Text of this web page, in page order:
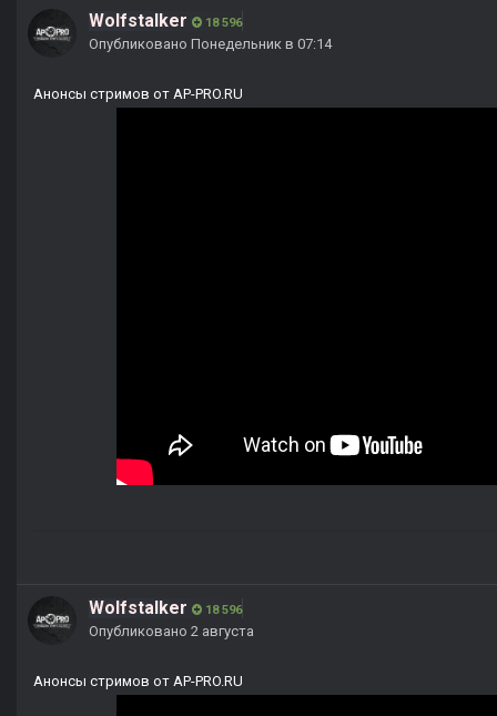
Wolfstalker 18 596
Опубликовано Понедельник в 07:14
Анонсы стримов от AP-PRO.RU
Wolfstalker 18 596
Опубликовано 2 августа
Анонсы стримов от AP-PRO.RU